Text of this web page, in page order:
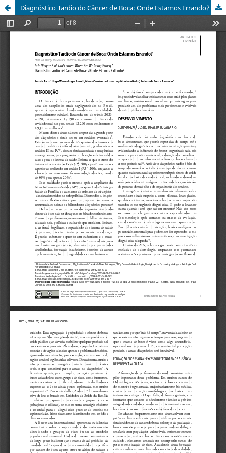
Diagnóstico Tardio do Câncer de Boca: Onde Estamos Errando?